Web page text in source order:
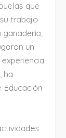
que
trabajo
un
ha
Educación